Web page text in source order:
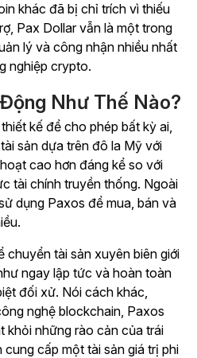
khác đã bị chỉ trích vì thiếu
Pax Dollar vẫn là một trong
lý và công nhận nhiều nhất
nghiệp crypto.
Như Thế Nào?
kế để cho phép bất kỳ ai,
sản dựa trên đô la Mỹ với
cao hơn đáng kể so với
tài chính truyền thống. Ngoài
dụng Paxos để mua, bán và
chuyển tài sản xuyên biên giới
ngay lập tức và hoàn toàn
đối xử. Nói cách khác,
nghệ blockchain, Paxos
khỏi những rào cản của trái
cấp một tài sản giá trị phi